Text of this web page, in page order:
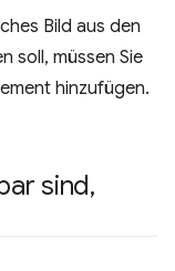
Bild aus den
soll, müssen Sie
hinzufügen.
sind,